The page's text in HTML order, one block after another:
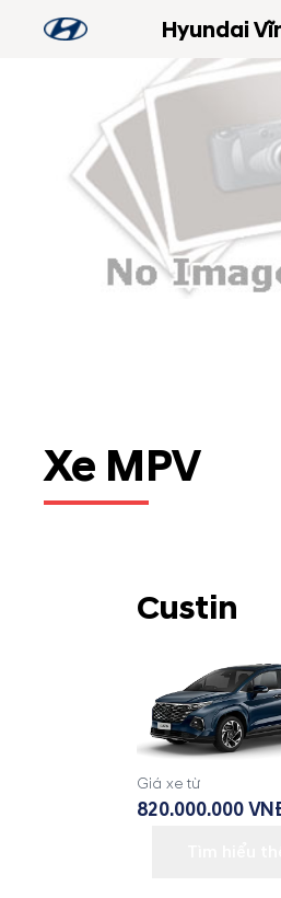
Hyundai
Xe MPV
Custin
Giá xe từ
820.000.000